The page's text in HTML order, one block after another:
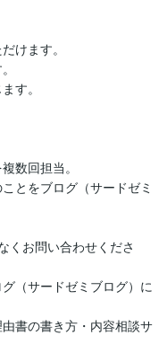
けます。
す。
数回担当。
とをブログ（サードゼミ
くお問い合わせくださ
（サードゼミブログ）に
書の書き方・内容相談サ